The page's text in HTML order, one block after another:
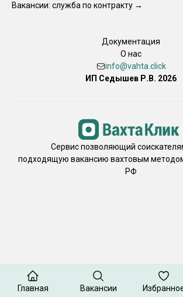
Вакансии: служба по контракту →
Документация
О нас
info@vahta.click
ИП Седышев Р.В. 2026
Сервис позволяющий
подходящую вакансию вахтовым
РФ
Главная Вакансии